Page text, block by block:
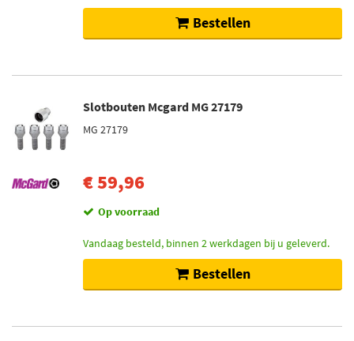
Bestellen
Slotbouten Mcgard MG 27179
MG 27179
€ 59,96
Op voorraad
Vandaag besteld, binnen 2 werkdagen bij u geleverd.
Bestellen